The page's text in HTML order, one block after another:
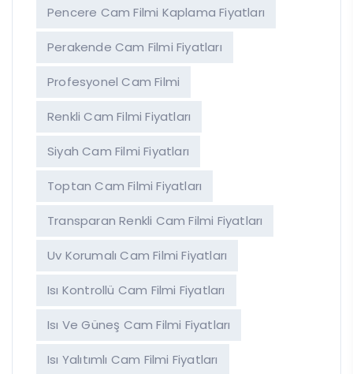
Pencere Cam Filmi Kaplama Fiyatları
Perakende Cam Filmi Fiyatları
Profesyonel Cam Filmi
Renkli Cam Filmi Fiyatları
Siyah Cam Filmi Fiyatları
Toptan Cam Filmi Fiyatları
Transparan Renkli Cam Filmi Fiyatları
Uv Korumalı Cam Filmi Fiyatları
Isı Kontrollü Cam Filmi Fiyatları
Isı Ve Güneş Cam Filmi Fiyatları
Isı Yalıtımlı Cam Filmi Fiyatları